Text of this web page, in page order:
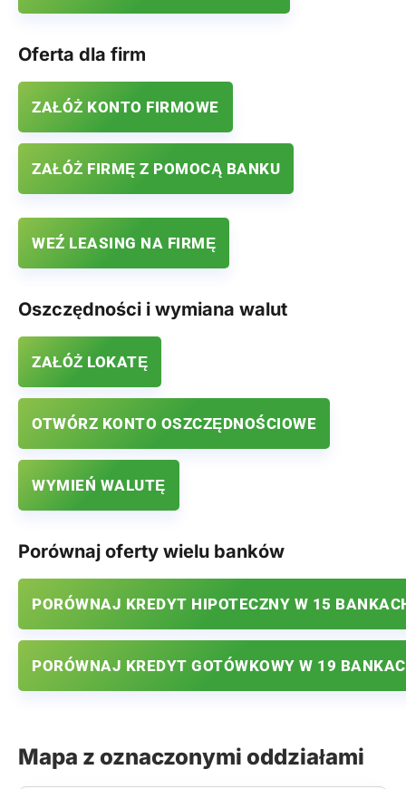
Oferta dla firm
ZAŁÓŻ KONTO FIRMOWE
ZAŁÓŻ FIRMĘ Z POMOCĄ BANKU
WEŹ LEASING NA FIRMĘ
Oszczędności i wymiana walut
ZAŁÓŻ LOKATĘ
OTWÓRZ KONTO OSZCZĘDNOŚCIOWE
WYMIEŃ WALUTĘ
Porównaj oferty wielu banków
PORÓWNAJ KREDYT HIPOTECZNY W 15
PORÓWNAJ KREDYT GOTÓWKOWY W 19
Mapa z oznaczonymi oddziałami